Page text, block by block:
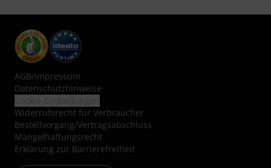
AGB/Impressum
Datenschutzhinweise
Widerrufsrecht für Verbraucher
Bestellvorgang/Vertragsabschluss
Mängelhaftungsrecht
Erklärung zur Barrierefreiheit